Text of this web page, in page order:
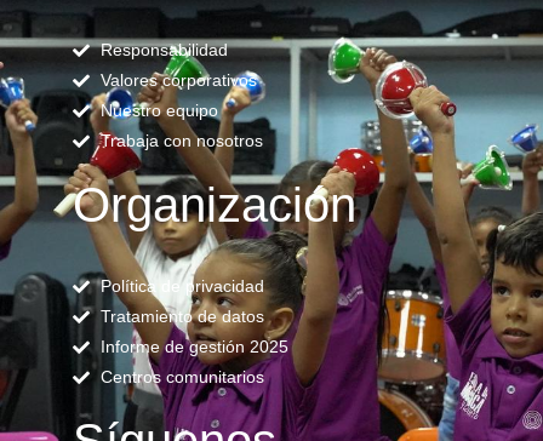
Responsabilidad
Valores corporativos
Nuestro equipo
Trabaja con nosotros
Organización
Política de privacidad
Tratamiento de datos
Informe de gestión 2025
Centros comunitarios